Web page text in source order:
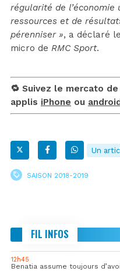
régularité de l’économie
ressources et de
pérenniser », a déclaré
micro de RMC Sport.
🔁 Suivez le mercato
applis iPhone ou
Un
SAISON 2018-2019
FIL INFOS
12h45
Benatia assume toujours